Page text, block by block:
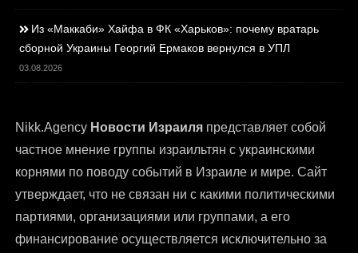
Из «Маккаби» Хайфа в ФК «Харьков»: почему вратарь
сборной Украины Георгий Ермаков вернулся в УПЛ
03.08.2026
Nikk.Agency Новости Израиля представляет собой
частное мнение группы израильтян с украинскими
корнями по поводу событий в Израиле и мире. Сайт
утверждает, что не связан ни с какими политическими
партиями, организациями или группами, а его
финансирование осуществляется исключительно за